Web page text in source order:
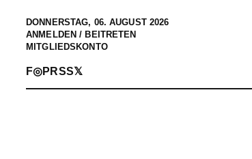
DONNERSTAG, 06. AUGUST 2026
ANMELDEN / BEITRETEN
MITGLIEDSKONTO
F◎PRSS𝕏